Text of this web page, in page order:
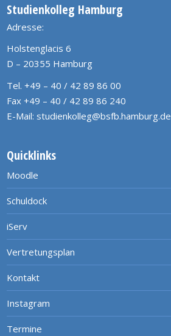
Studienkolleg Hamburg
Adresse:
Holstenglacis 6
D – 20355 Hamburg
Tel. +49 – 40 / 42 89 86 00
Fax +49 – 40 / 42 89 86 240
E-Mail: studienkolleg@bsfb.hamburg.de
Quicklinks
Moodle
Schuldock
iServ
Vertretungsplan
Kontakt
Instagram
Termine